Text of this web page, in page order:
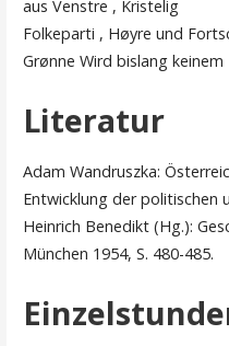
aus Venstre , Kristelig
Folkeparti , Høyre und
Grønne Wird bislang
Literatur
Adam Wandruszka:
Entwicklung der politischen
Heinrich Benedikt (Hg.):
München 1954, S. 480-485.